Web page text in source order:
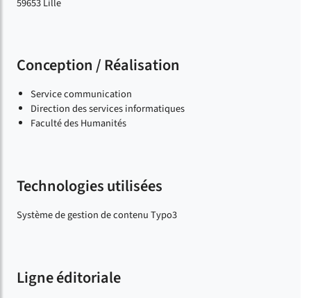
Conception / Réalisation
Service communication
Direction des services informatiques
Faculté des Humanités
Technologies utilisées
Système de gestion de contenu Typo3
Ligne éditoriale